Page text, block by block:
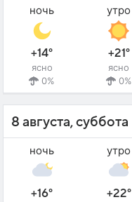
ночь
+14°
ясно
0%
утро
+21°
ясно
0%
8 августа, суббота
ночь
+16°
утро
+22°